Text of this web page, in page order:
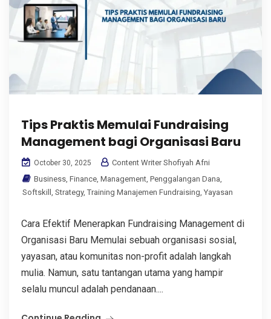
Tips Praktis Memulai Fundraising
Management bagi Organisasi Baru
October 30, 2025
Content Writer Shofiyah Afni
Business Finance Management Penggalangan Dana
Softskill Strategy, Training Manajemen Fundraising Yayasan
Cara Efektif Menerapkan Fundraising Management di
Organisasi Baru Memulai sebuah organisasi sosial,
yayasan, atau komunitas non-profit adalah langkah
mulia. Namun, satu tantangan utama yang hampir
selalu muncul adalah pendanaan....